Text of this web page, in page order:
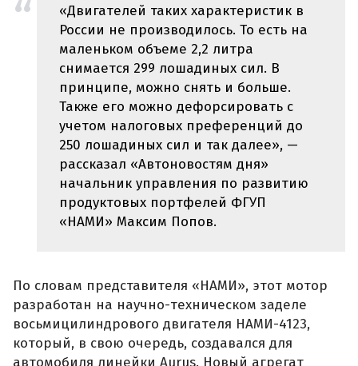
«Двигателей таких характеристик в
России не производилось. То есть на
маленьком объеме 2,2 литра
снимается 299 лошадиных сил. В
принципе, можно снять и больше.
Также его можно дефорсировать с
учетом налоговых преференций до
250 лошадиных сил и так далее», —
рассказал «Автоновостям дня»
начальник управления по развитию
продуктовых портфелей ФГУП
«НАМИ» Максим Попов.
По словам представителя «НАМИ», этот мотор
разработан на научно-техническом заделе
восьмицилиндрового двигателя НАМИ-4123,
который, в свою очередь, создавался для
автомобиля линейки Aurus. Новый агрегат